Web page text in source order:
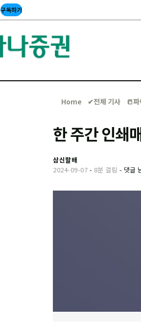
구독하기
Home ✔︎전체 기사 📒
한 주간 인쇄
삼신할배
2024-09-07 - 8분 걸림 - 댓글